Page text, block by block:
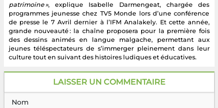
patrimoine », explique Isabelle Darmengeat, chargée des
programmes jeunesse chez TV5 Monde lors d’une conférence
de presse le 7 Avril dernier à l’IFM Analakely. Et cette année,
grande nouveauté : la chaîne proposera pour la première fois
des dessins animés en langue malgache, permettant aux
jeunes téléspectateurs de s’immerger pleinement dans leur
culture tout en suivant des histoires ludiques et éducatives.
LAISSER UN COMMENTAIRE
Nom